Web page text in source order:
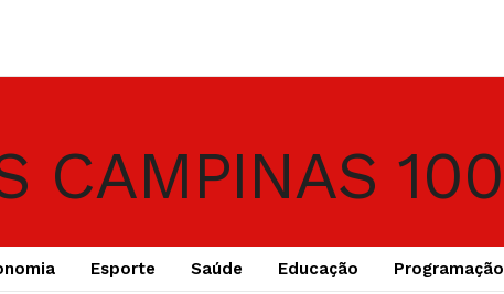
Esporte Saúde Educação Programação